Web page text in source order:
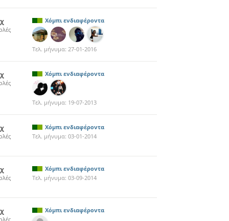
Χόμπι ενδιαφέροντα
Τελ. μήνυμα: 27-01-2016
Χόμπι ενδιαφέροντα
Τελ. μήνυμα: 19-07-2013
Χόμπι ενδιαφέροντα
Τελ. μήνυμα: 03-01-2014
Χόμπι ενδιαφέροντα
Τελ. μήνυμα: 03-09-2014
Χόμπι ενδιαφέροντα